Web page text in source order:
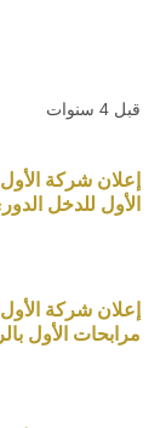
قبل 4 سنوات
إعلان شركة
الأول للدخل الدوري
إعلان شركة
مرابحات الأول